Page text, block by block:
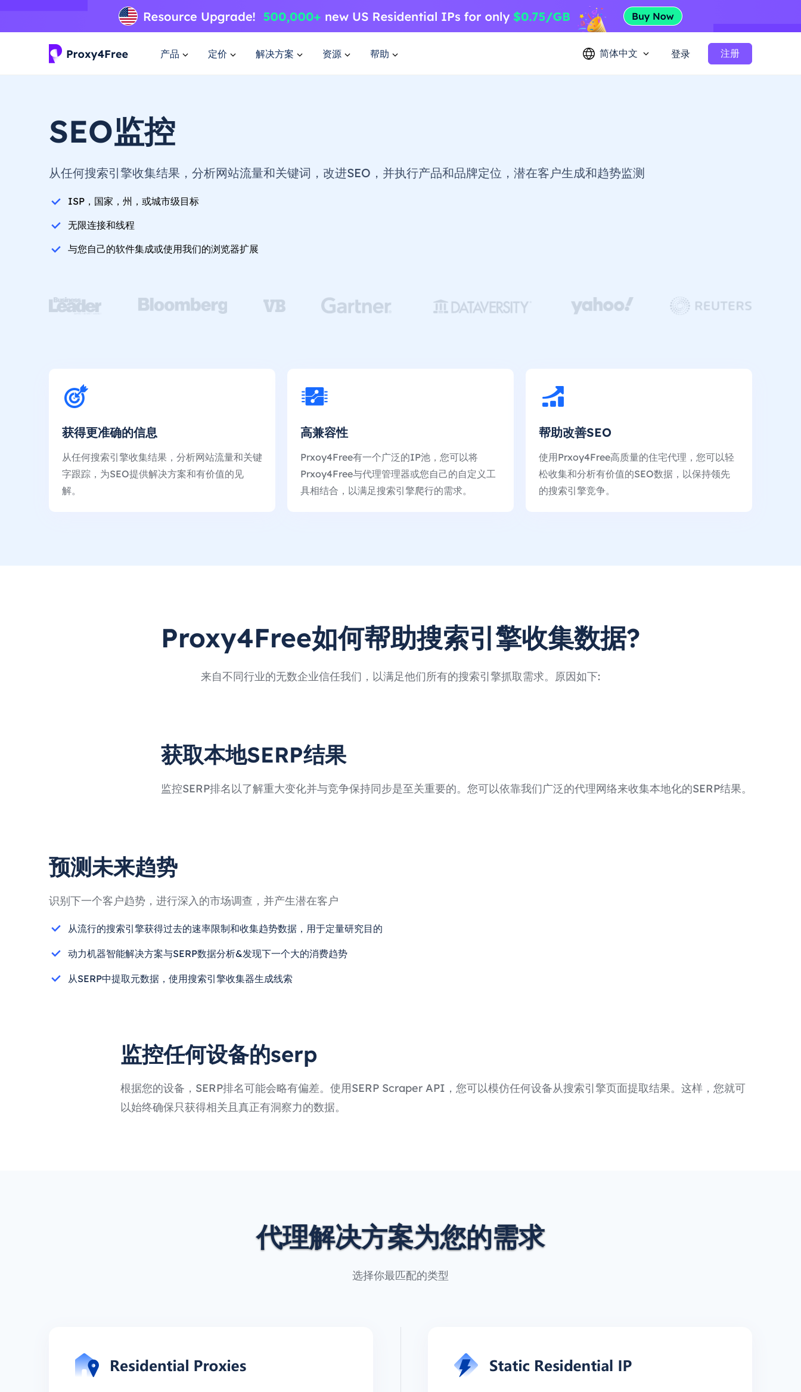
产品 定价 解决方案 资源 帮助 简体中文 登录 注册
SEO监控
从任何搜索引擎收集结果，分析网站流量和关键词，改进SEO，并执行产品和品牌定位，潜在客户生成和趋势监测
ISP，国家，州，或城市级目标
无限连接和线程
与您自己的软件集成或使用我们的浏览器扩展
获得更准确的信息
从任何搜索引擎收集结果，分析网站流量和关键
字跟踪，为SEO提供解决方案和有价值的见
解。
高兼容性
Prxoy4Free有一个广泛的IP池，您可以将
Prxoy4Free与代理管理器或您自己的自定义工
具相结合，以满足搜索引擎爬行的需求。
帮助改善SEO
使用Prxoy4Free高质量的住宅代理，您可以轻
松收集和分析有价值的SEO数据，以保持领先
的搜索引擎竞争。
Proxy4Free如何帮助搜索引擎收集数据?
来自不同行业的无数企业信任我们，以满足他们所有的搜索引擎抓取需求。原因如下:
获取本地SERP结果
监控SERP排名以了解重大变化并与竞争保持同步是至关重要的。您可以依靠我们广泛的代理网络来收集本地化的SERP结果。
预测未来趋势
识别下一个客户趋势，进行深入的市场调查，并产生潜在客户
从流行的搜索引擎获得过去的速率限制和收集趋势数据，用于定量研究目的
动力机器智能解决方案与SERP数据分析&发现下一个大的消费趋势
从SERP中提取元数据，使用搜索引擎收集器生成线索
监控任何设备的serp
根据您的设备，SERP排名可能会略有偏差。使用SERP Scraper API，您可以模仿任何设备从搜索引擎页面提取结果。这样，您就可
以始终确保只获得相关且真正有洞察力的数据。
代理解决方案为您的需求
选择你最匹配的类型